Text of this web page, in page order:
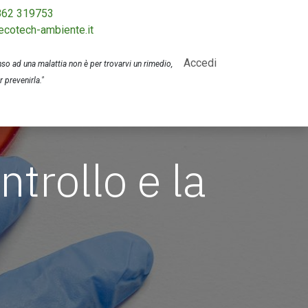
319753
ambiente.it
ad una malattia non è per trovarvi un rimedio,
prevenirla."
Accedi
e la